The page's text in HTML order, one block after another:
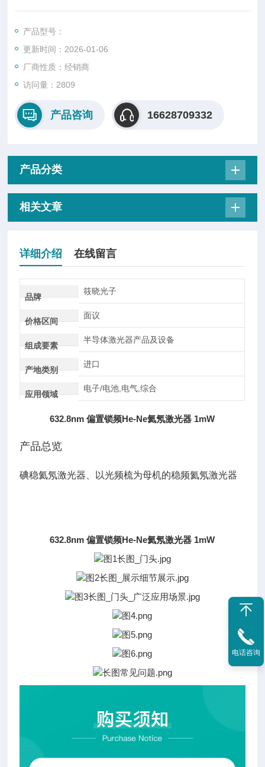
碘稳氦氖激光器、以光频梳为母机的稳频氦氖激光器
产品型号：
更新时间：2026-01-06
厂商性质：经销商
访问量：2809
产品咨询 16628709332
产品分类
相关文章
详细介绍 在线留言
品牌
筱晓光子
价格区间
面议
组成要素
半导体激光器产品及设备
产地类别
进口
应用领域
电子/电池,电气,综合
632.8nm 偏置锁频He-Ne氦氖激光器 1mW
产品总览
碘稳氦氖激光器、以光频梳为母机的稳频氦氖激光器
632.8nm 偏置锁频He-Ne氦氖激光器 1mW
电话咨询